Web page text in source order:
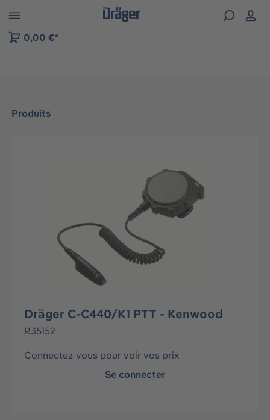
to B2B platform navigation
0,00 €*
Produits
Dräger C-C440/K1 PTT - Kenwood
R35152
Connectez-vous pour voir vos prix
Se connecter